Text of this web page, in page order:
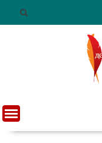
n
t